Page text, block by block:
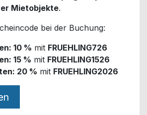
Mietobjekte.
bei der Buchung:
10 % mit FRUEHLING726
15 % mit FRUEHLING1526
20 % mit FRUEHLING2026